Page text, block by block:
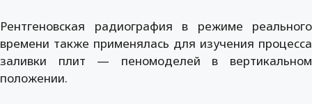
Рентгеновская радиография в режиме реального
времени также применялась для изучения процесса
заливки плит — пеномоделей в вертикальном
положении.